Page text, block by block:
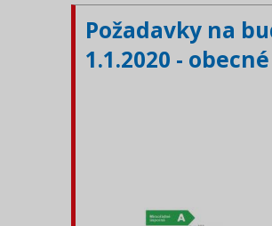
Požadavky na
1.1.2020 -